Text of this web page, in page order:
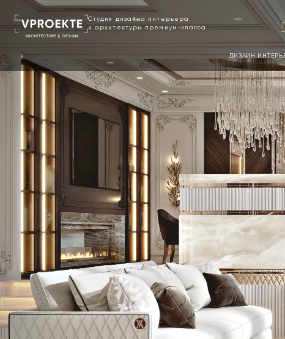
Cтудия дизайна интерьера
и архитектуры премиум-класса
ДИЗАЙН